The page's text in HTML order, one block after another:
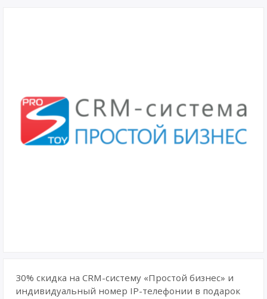
30% скидка на CRM-систему «Простой бизнес» и
индивидуальный номер IP-телефонии в подарок